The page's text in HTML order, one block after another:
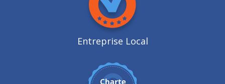
Entreprise Local